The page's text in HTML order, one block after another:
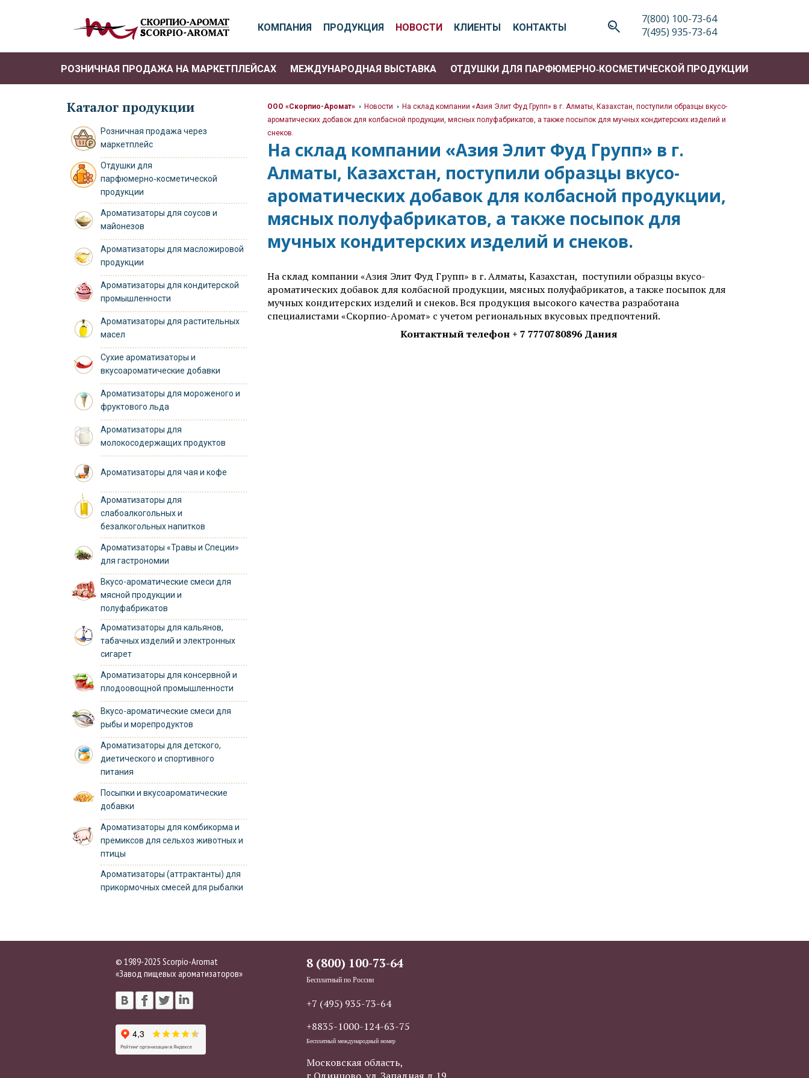
КОМПАНИЯ ПРОДУКЦИЯ НОВОСТИ КЛИЕНТЫ КОНТАКТЫ
7(800) 100-73-64
7(495) 935-73-64
РОЗНИЧНАЯ ПРОДАЖА НА МАРКЕТПЛЕЙСАХ МЕЖДУНАРОДНАЯ ВЫСТАВКА ОТДУШКИ ДЛЯ ПАРФЮМЕРНО‑КОСМЕТИЧЕСКОЙ ПРОДУКЦИИ
Каталог продукции
Розничная продажа через
маркетплейс
Отдушки для
парфюмерно‑косметической
продукции
Ароматизаторы для соусов и
майонезов
Ароматизаторы для масложировой
продукции
Ароматизаторы для кондитерской
промышленности
Ароматизаторы для растительных
масел
Сухие ароматизаторы и
вкусоароматические добавки
Ароматизаторы для мороженого и
фруктового льда
Ароматизаторы для
молокосодержащих продуктов
Ароматизаторы для чая и кофе
Ароматизаторы для
слабоалкогольных и
безалкогольных напитков
Ароматизаторы «Травы и Специи»
для гастрономии
Вкусо-ароматические смеси для
мясной продукции и
полуфабрикатов
Ароматизаторы для кальянов,
табачных изделий и электронных
сигарет
Ароматизаторы для консервной и
плодоовощной промышленности
Вкусо-ароматические смеси для
рыбы и морепродуктов
Ароматизаторы для детского,
диетического и спортивного
питания
Посыпки и вкусоароматические
добавки
Ароматизаторы для комбикорма и
премиксов для сельхоз животных и
птицы
Ароматизаторы (аттрактанты) для
прикормочных смесей для рыбалки
ООО «Скорпио-Аромат»>Новости>На склад компании «Азия Элит Фуд Групп» в г. Алматы, Казахстан, поступили образцы вкусо-
ароматических добавок для колбасной продукции, мясных полуфабрикатов, а также посыпок для мучных кондитерских изделий и
снеков.
На склад компании «Азия Элит Фуд Групп» в г.
Алматы, Казахстан, поступили образцы вкусо-
ароматических добавок для колбасной продукции,
мясных полуфабрикатов, а также посыпок для
мучных кондитерских изделий и снеков.
На склад компании «Азия Элит Фуд Групп» в г. Алматы, Казахстан, поступили образцы вкусо-
ароматических добавок для колбасной продукции, мясных полуфабрикатов, а также посыпок для
мучных кондитерских изделий и снеков. Вся продукция высокого качества разработана
специалистами «Скорпио-Аромат» с учетом региональных вкусовых предпочтений.
Контактный телефон + 7 7770780896 Дания
© 1989-2025 Scorpio-Aromat
«Завод пищевых ароматизаторов»
8 (800) 100-73-64
Бесплатный по России
+7 (495) 935-73-64
+8835-1000-124-63-75
Бесплатный международный номер
Московская область,